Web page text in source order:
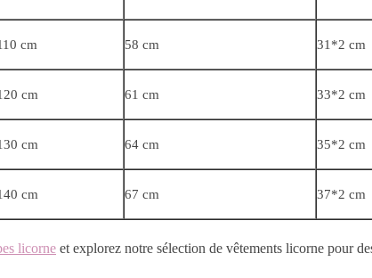
cm 58 cm 31*2 cm
cm 61 cm 33*2 cm
cm 64 cm 35*2 cm
cm 67 cm 37*2 cm
licorne et explorez notre sélection de vêtements licorne pour